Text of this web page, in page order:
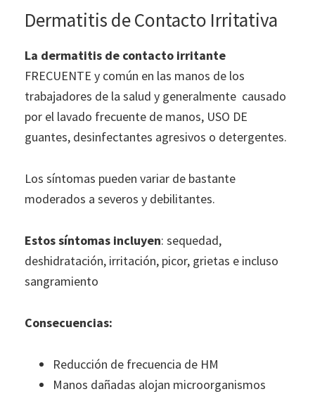
Dermatitis de Contacto Irritativa
La dermatitis de contacto irritante
FRECUENTE y común en las manos de los
trabajadores de la salud y generalmente causado
por el lavado frecuente de manos, USO DE
guantes, desinfectantes agresivos o detergentes.
Los síntomas pueden variar de bastante
moderados a severos y debilitantes.
Estos síntomas incluyen: sequedad,
deshidratación, irritación, picor, grietas e incluso
sangramiento
Consecuencias:
Reducción de frecuencia de HM
Manos dañadas alojan microorganismos